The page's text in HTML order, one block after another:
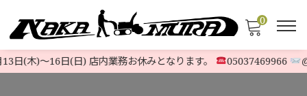
0
日(木)〜16日(日) 店内業務お休みとなります。 05037469966